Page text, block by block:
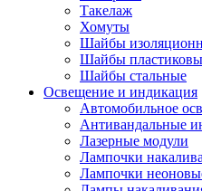
Такелаж
Хомуты
Шайбы
Шайбы
Шайбы стальные
Освещение и индикация
Автомобильное
Антивандальные
Лазерные модули
Лампочки
Лампочки